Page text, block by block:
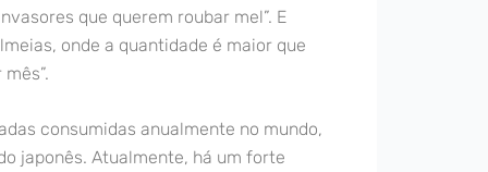
que querem roubar mel”. E
onde a quantidade é maior que
consumidas anualmente no mundo,
japonês. Atualmente, há um forte